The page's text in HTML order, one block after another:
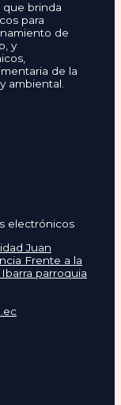
que brinda
para
de
y
de la
ambiental.
electrónicos
Juan
Frente a la
parroquia